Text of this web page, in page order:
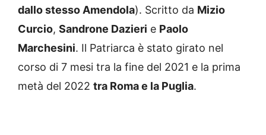
dallo stesso Amendola). Scritto da Mizio
Curcio, Sandrone Dazieri e Paolo
Marchesini. Il Patriarca è stato girato nel
corso di 7 mesi tra la fine del 2021 e la prima
metà del 2022 tra Roma e la Puglia.